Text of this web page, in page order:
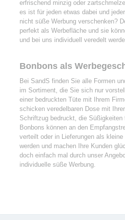
erfrischend minzig oder
es ist für jeden etwas dabei und
nicht süße Werbung verschenken?
perfekt als Werbefläche und sie
und bei uns individuell veredelt
Bonbons als
Bei SandS finden Sie alle Formen
im Sortiment, die Sie sich nur
einer bedruckten Tüte mit Ihrem
schicken veredelbaren Dose mit
Schriftzug bedruckt, die
Bonbons können an den
verteilt oder in Lieferungen als
werden und machen Ihre Kunden
doch einfach mal durch unser
individuelle süße Werbung.